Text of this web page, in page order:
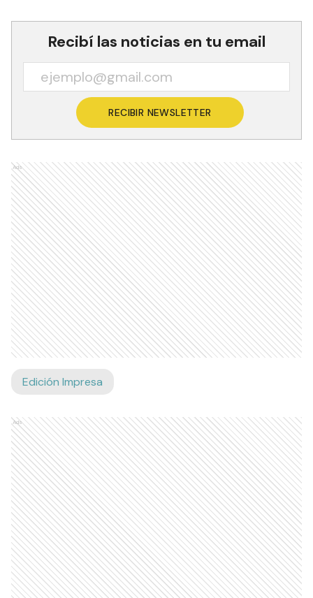
Recibí las noticias en tu email
RECIBIR NEWSLETTER
Ads
Edición Impresa
Ads